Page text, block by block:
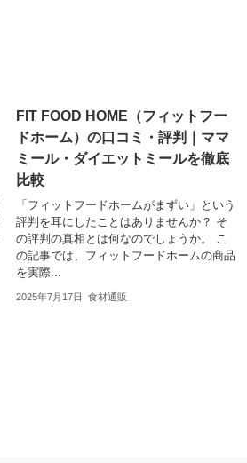
FIT FOOD HOME（フィットフー
ドホーム）の口コミ・評判｜ママ
ミール・ダイエットミールを徹底
比較
「フィットフードホームがまずい」という
評判を耳にしたことはありませんか？ そ
の評判の真相とは何なのでしょうか。 こ
の記事では、フィットフードホームの商品
を実際...
2025年7月17日 食材通販